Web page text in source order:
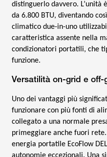
distinguerlo davvero. L’unità
da 6.800 BTU, diventando
climatico due-in-uno
caratteristica assente nella
condizionatori portatili, che
funzione.
Versatilità on-grid e off-
Uno dei vantaggi più
funzionare con più fonti di
collegato a una normale
primeggiare anche fuori
energia portatile EcoFlow